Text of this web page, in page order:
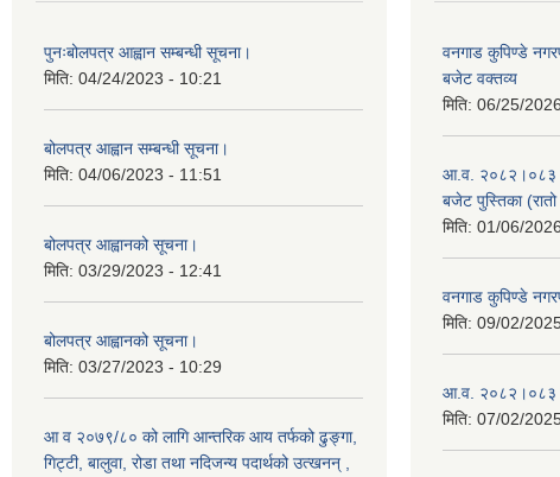
पुनःबोलपत्र आह्वान सम्बन्धी सूचना।
मिति: 04/24/2023 - 10:21
बोलपत्र आह्वान सम्बन्धी सूचना।
मिति: 04/06/2023 - 11:51
बोलपत्र आह्वानको सूचना।
मिति: 03/29/2023 - 12:41
बोलपत्र आह्वानको सूचना।
मिति: 03/27/2023 - 10:29
आ व २०७९/८० को लागि आन्तरिक आय तर्फको ढुङ्गा,
गिट्टी, बालुवा, रोडा तथा नदिजन्य पदार्थको उत्खनन् ,
वनगाड कुपिण्डे
बजेट वक्तव्य
मिति: 06/25/
आ.व. २०८२।०८३
बजेट पुस्तिका (रातो
मिति: 01/06/
वनगाड कुपिण्डे
मिति: 09/02/
आ.व. २०८२।०८३
मिति: 07/02/